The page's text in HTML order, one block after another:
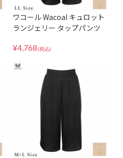
ワコール Wacoal キュロット
ランジェリー タップパンツ
由来素材使用 HDB522 LLサイ
¥4,768(税込)